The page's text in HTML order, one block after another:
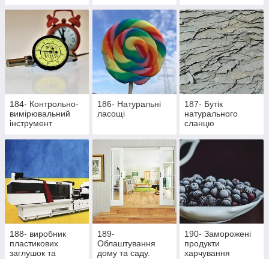
184- Контрольно-
вимірювальний
інструмент
186- Натуральні
ласощі
187- Бутік
натурального
сланцю
188- виробник
пластикових
заглушок та
189-
Облаштування
дому та саду.
190- Заморожені
продукти
харчування